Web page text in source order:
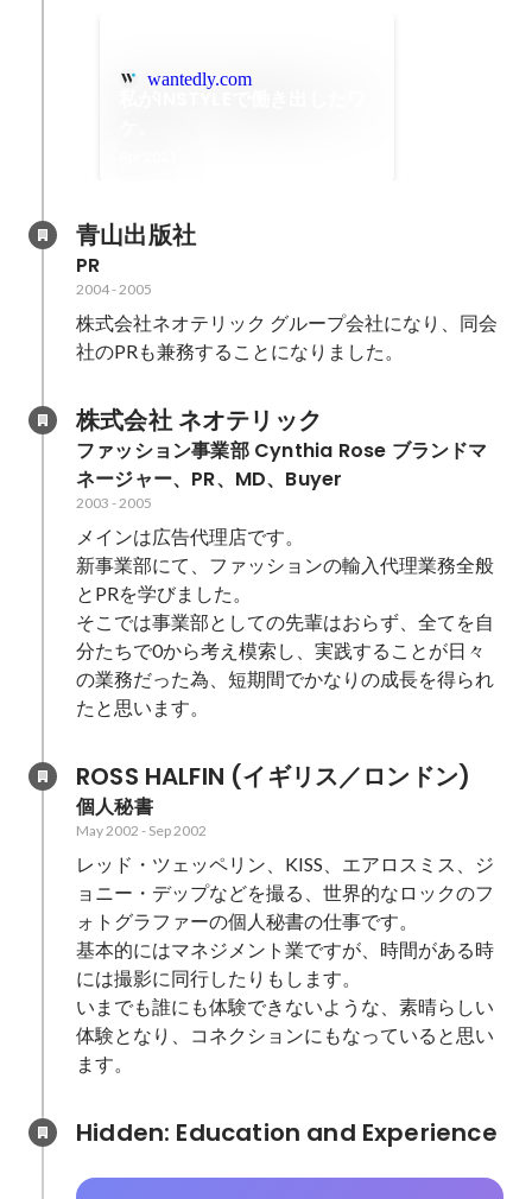
wantedly.com
青山出版社
PR
2004- 2005
株式会社ネオテリック グループ会社になり、同会
社のPRも兼務することになりました。
株式会社 ネオテリック
ファッション事業部 Cynthia Rose ブランドマ
ネージャー、PR、MD、Buyer
2003 - 2005
メインは広告代理店です。
新事業部にて、ファッションの輸入代理業務全般
とPRを学びました。
そこでは事業部としての先輩はおらず、全てを自
分たちで0から考え模索し、実践することが日々
の業務だった為、短期間でかなりの成長を得られ
たと思います。
ROSS HALFIN (イギリス／ロンドン)
個人秘書
May 2002 - Sep 2002
レッド・ツェッペリン、KISS、エアロスミス、ジ
ョニー・デップなどを撮る、世界的なロックのフ
ォトグラファーの個人秘書の仕事です。
基本的にはマネジメント業ですが、時間がある時
には撮影に同行したりもします。
いまでも誰にも体験できないような、素晴らしい
体験となり、コネクションにもなっていると思い
ます。